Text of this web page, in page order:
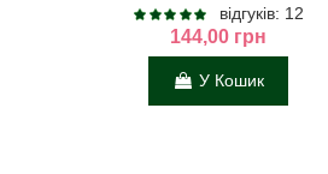
відгуків: 12
144,00 грн
У Кошик